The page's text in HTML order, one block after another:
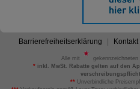
Barrierefreiheitserklärung Kontakt
Alle mit
gekennzeichneten
*inkl. MwSt. Rabatte gelten auf den
** Unverbindliche